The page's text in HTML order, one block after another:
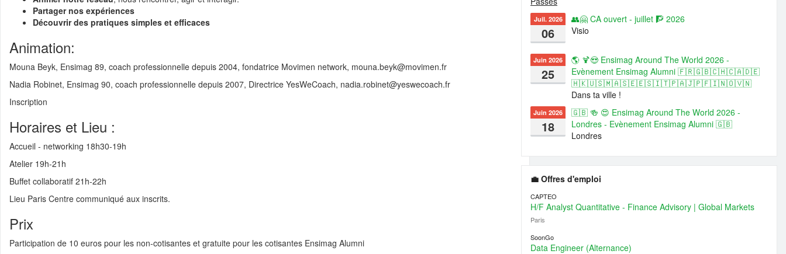
💼 Offre d'emploi :Data Engineer (Alternance)
💼 Offre d'emploi :Research Engineer in AI-driven Social Simulations (application deadline ...
💼 Offre d'emploi :
💼 Offre d'emploi :
Développeur Fullstack - équipe Content
Partager nos expériences
Découvrir des pratiques simples et efficaces
Animation:
Mouna Beyk, Ensimag 89, coach professionnelle depuis 2004, fondatrice Movimen network, mouna.beyk@movimen.fr
Nadia Robinet, Ensimag 90, coach professionnelle depuis 2007, Directrice YesWeCoach, nadia.robinet@yeswecoach.fr
Inscription
Horaires et Lieu :
Accueil - networking 18h30-19h
Atelier 19h-21h
Buffet collaboratif 21h-22h
Lieu Paris Centre communiqué aux inscrits.
Prix
Participation de 10 euros pour les non-cotisantes et gratuite pour les cotisantes Ensimag Alumni
Juil. 2026
06
👥🤗 CA ouvert - juillet 🧗 2026
Visio
Juin 2026
25
🌎 🍹😍 Ensimag Around The World 2026 -
Evènement Ensimag Alumni 🇫🇷🇬🇧🇨🇭🇨🇦🇩🇪
🇭🇰🇺🇸🇲🇦🇸🇪🇪🇸🇮🇹🇵🇦🇯🇵🇫🇮🇳🇴🇻🇳
Dans ta ville !
Juin 2026
18
🇬🇧 🍻 😍 Ensimag Around The World 2026 -
Londres - Evènement Ensimag Alumni 🇬🇧
Londres
💼 Offres d'emploi
CAPTEO
H/F Analyst Quantitative - Finance Advisory | Global Markets
Paris
SoonGo
Data Engineer (Alternance)